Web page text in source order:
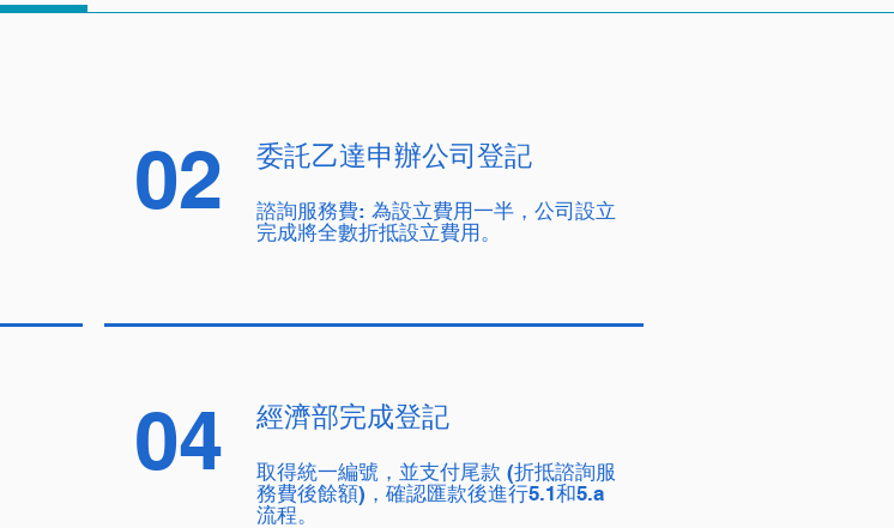
02 委託乙達申辦公司登記
諮詢服務費: 為設立費用一半，公司設立
完成將全數折抵設立費用。
04 經濟部完成登記
取得統一編號，並支付尾款 (折抵諮詢服
務費後餘額)，確認匯款後進行5.1和5.a
流程。